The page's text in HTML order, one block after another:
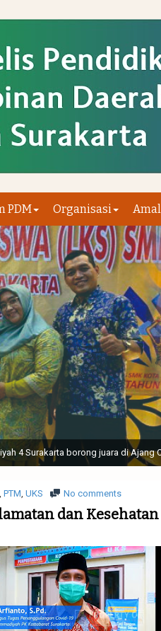
PDM Organisasi
Muhammadiyah ( TSPM )
bendera dan tari memukau
PTM, UKS No comments
dan